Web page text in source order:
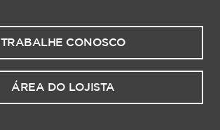
TRABALHE CONOSCO
ÁREA DO LOJISTA